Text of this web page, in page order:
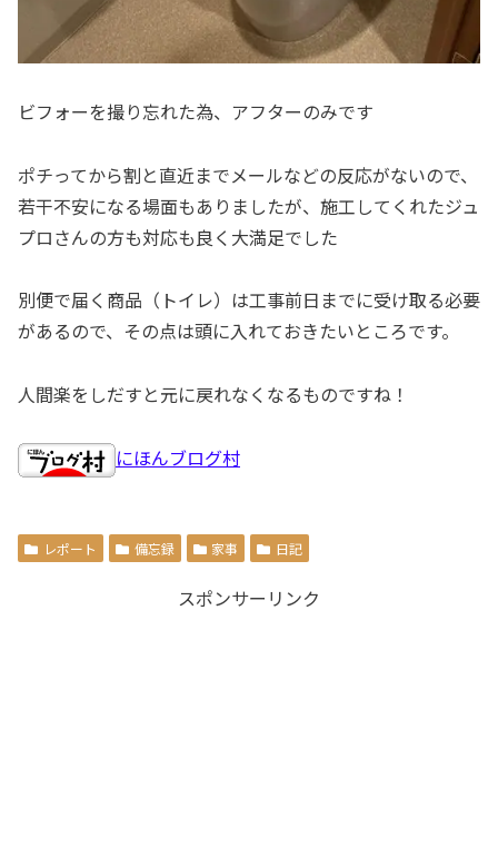
ビフォーを撮り忘れた為、アフターのみです
ポチってから割と直近までメールなどの反応がないので、
若干不安になる場面もありましたが、施工してくれたジュ
プロさんの方も対応も良く大満足でした
別便で届く商品（トイレ）は工事前日までに受け取る必要
があるので、その点は頭に入れておきたいところです。
人間楽をしだすと元に戻れなくなるものですね！
にほんブログ村
レポート 備忘録 家事 日記
スポンサーリンク